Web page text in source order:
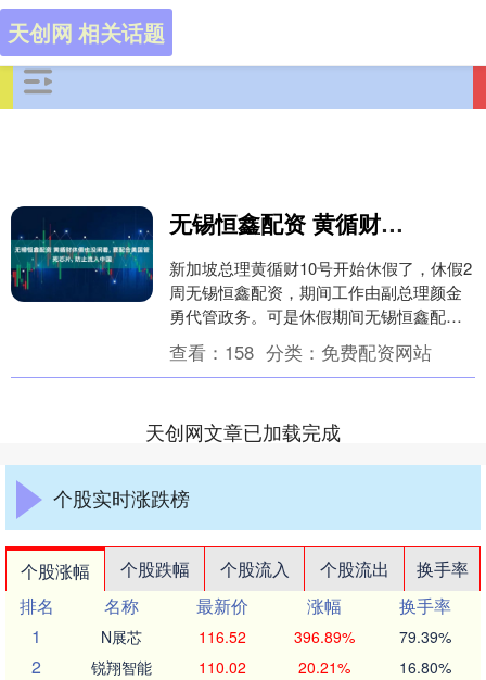
天创网 相关话题
无锡恒鑫配资 黄循财休假也没闲着, 要配合美国管死芯片, 防止流入中国
新加坡总理黄循财10号开始休假了，休假2
周无锡恒鑫配资，期间工作由副总理颜金
勇代管政务。可是休假期间无锡恒鑫配
资，黄循财一刻也没闲着，先是提及海南
自贸港封关运作....
查看： 158 分类： 免费配资网站
天创网文章已加载完成
个股实时涨跌榜
个股涨幅 个股跌幅 个股流入 个股流出
换手率
排名
名称 最新价 涨幅
换手率
1
N展芯 116.52 396.89% 79.39%
2 锐翔智能 110.02 20.21% 16.80%